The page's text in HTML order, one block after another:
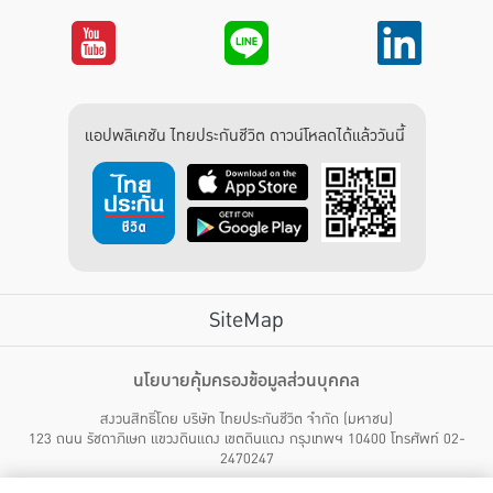
แอปพลิเคชัน ไทยประกันชีวิต ดาวน์โหลดได้แล้ววันนี้
SiteMap
ไทยประกันชีวิต HEALTH CARE SOLUTIONS
สิทธิพิเศษ
แอปพลิเคชัน ไทยประกันชีวิต
นโยบายคุ้มครองข้อมูลส่วนบุคคล
สงวนสิทธิ์โดย บริษัท ไทยประกันชีวิต จำกัด (มหาชน)
123 ถนน รัชดาภิเษก แขวงดินแดง เขตดินแดง กรุงเทพฯ 10400 โทรศัพท์ 02-
2470247